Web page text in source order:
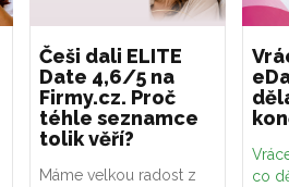
Češi dali ELITE
Date 4,6/5 na
Firmy.cz. Proč
téhle seznamce
tolik věří?
Máme velkou radost z
co